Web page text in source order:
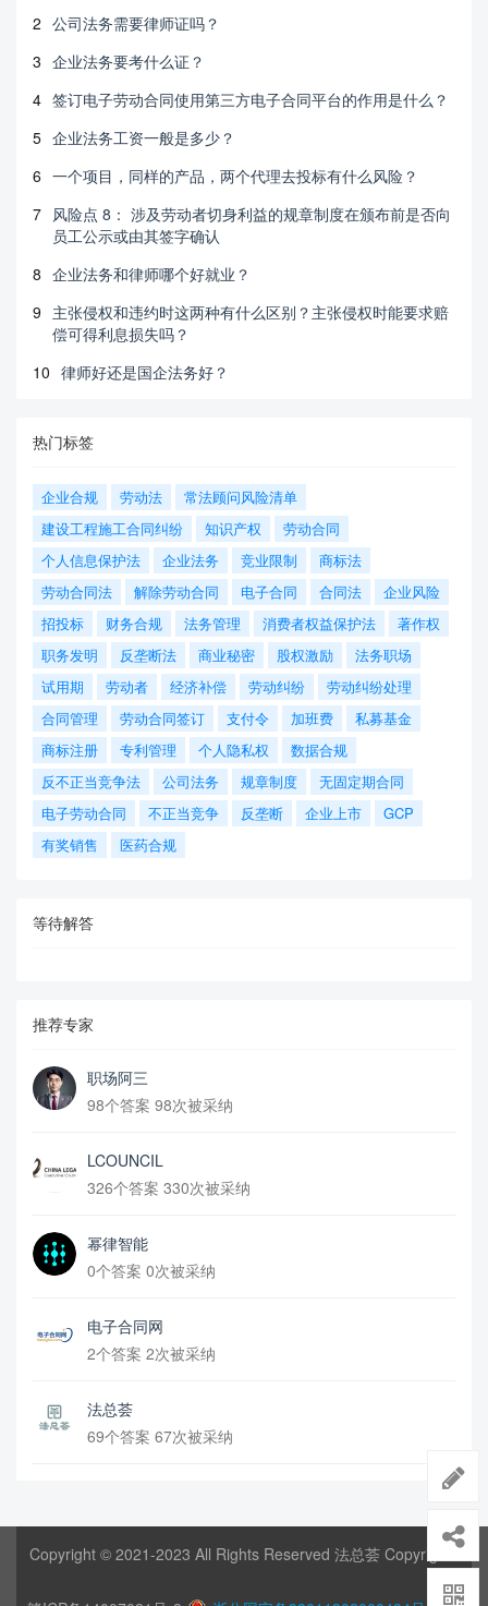
2 公司法务需要律师证吗？
3 企业法务要考什么证？
4 签订电子劳动合同使用第三方电子合同平台的作用是什么？
5 企业法务工资一般是多少？
6 一个项目，同样的产品，两个代理去投标有什么风险？
7 风险点 8： 涉及劳动者切身利益的规章制度在颁布前是否向
员工公示或由其签字确认
8 企业法务和律师哪个好就业？
9 主张侵权和违约时这两种有什么区别？主张侵权时能要求赔
偿可得利息损失吗？
10 律师好还是国企法务好？
热门标签
企业合规 劳动法
常法顾问风险清单
建设工程施工合同纠纷
知识产权
劳动合同
个人信息保护法
企业法务 竞业限制
商标法
劳动合同法
解除劳动合同 电子合同 合同法
企业风险
招投标
财务合规 法务管理 消费者权益保护法
著作权
职务发明
反垄断法 商业秘密 股权激励
法务职场
试用期
劳动者 经济补偿 劳动纠纷
劳动纠纷处理
合同管理
劳动合同签订 支付令 加班费
私募基金
商标注册
专利管理 个人隐私权
数据合规
反不正当竞争法
公司法务 规章制度
无固定期合同
电子劳动合同
不正当竞争 反垄断 企业上市
GCP
有奖销售
医药合规
等待解答
推荐专家
职场阿三
98个答案 98次被采纳
LCOUNCIL
326个答案 330次被采纳
幂律智能
0个答案 0次被采纳
电子合同网
2个答案 2次被采纳
法总荟
69个答案 67次被采纳
Copyright © 2021-2023 All Rights Reserved 法总荟 Copyrights